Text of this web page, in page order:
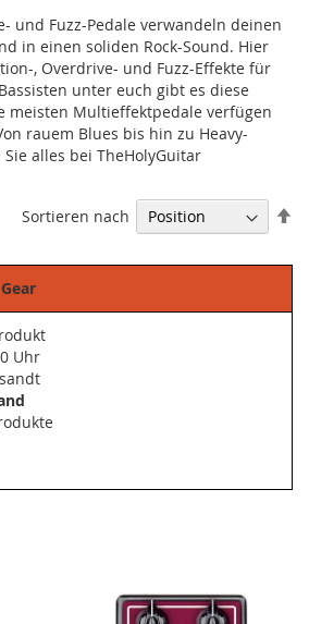
und Fuzz-Pedale verwandeln deinen
in einen soliden Rock-Sound. Hier
, Overdrive- und Fuzz-Effekte für
unter euch gibt es diese
meisten Multieffektpedale verfügen
rauem Blues bis hin zu Heavy-
alles bei TheHolyGuitar
Sortieren nach
Uhr